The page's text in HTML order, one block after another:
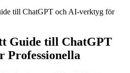
till ChatGPT och AI-verktyg för
Guide till ChatGPT
Professionella